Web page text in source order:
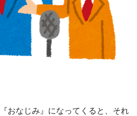
おなじみ』になってくると、それ